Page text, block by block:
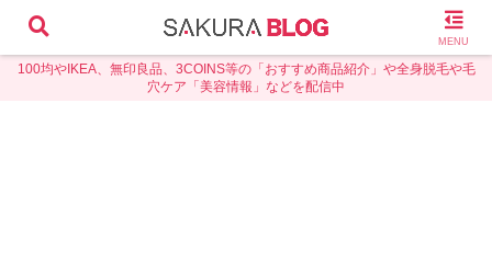
100均やIKEA、無印良品、3COINS等の「おすすめ商品紹介」や全身脱毛や毛
穴ケア「美容情報」などを配信中
MENU